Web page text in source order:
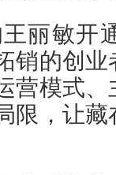
丽敏开
销的创
营模式
限，让